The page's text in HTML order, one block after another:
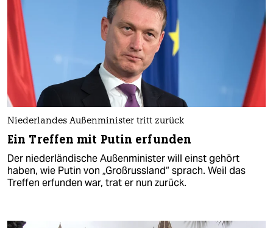
Niederlandes Außenminister tritt zurück
Ein Treffen mit Putin erfunden
Der niederländische Außenminister will einst gehört
haben, wie Putin von „Großrussland“ sprach. Weil das
Treffen erfunden war, trat er nun zurück.